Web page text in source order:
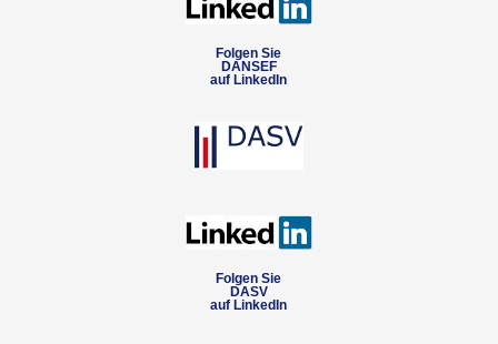
Folgen Sie
DANSEF
auf LinkedIn
Folgen Sie
DASV
auf LinkedIn